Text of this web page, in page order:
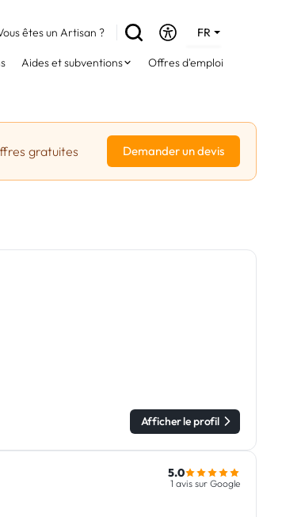
êtes un Artisan ?
FR
Aides et subventions Offres d'emploi
gratuites Demander un devis
Afficher le profil
5.0
1 avis sur Google